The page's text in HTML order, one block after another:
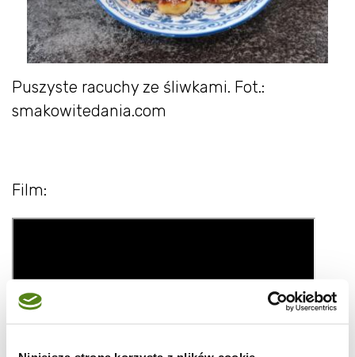
Puszyste racuchy ze śliwkami. Fot.:
smakowitedania.com
Film: